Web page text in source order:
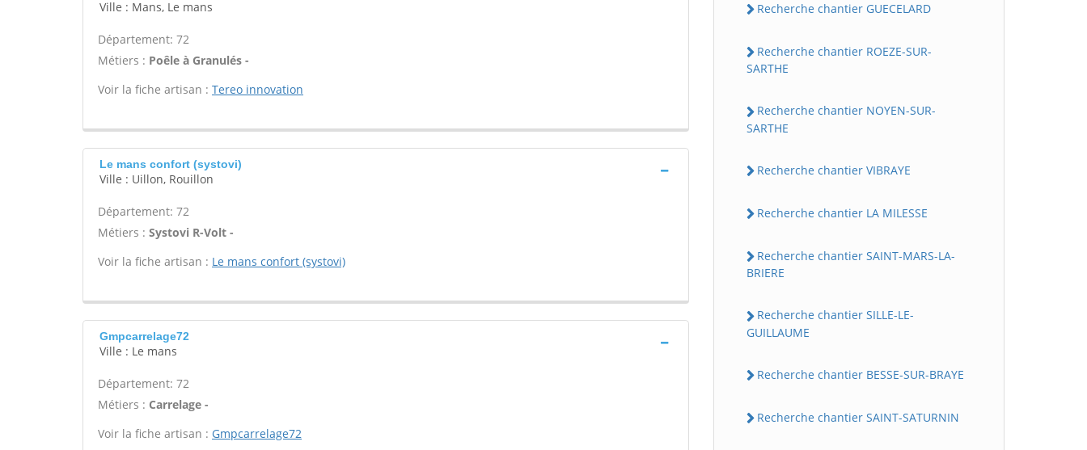
Ville : Mans, Le mans
Département: 72
Métiers : Poêle à Granulés -
Voir la fiche artisan : Tereo innovation
Le mans confort (systovi)
Ville : Uillon, Rouillon
Département: 72
Métiers : Systovi R-Volt -
Voir la fiche artisan : Le mans confort (systovi)
Gmpcarrelage72
Ville : Le mans
Département: 72
Métiers : Carrelage -
Voir la fiche artisan : Gmpcarrelage72
Recherche chantier GUECELARD
Recherche chantier ROEZE-SUR-
SARTHE
Recherche chantier NOYEN-SUR-
SARTHE
Recherche chantier VIBRAYE
Recherche chantier LA MILESSE
Recherche chantier SAINT-MARS-LA-
BRIERE
Recherche chantier SILLE-LE-
GUILLAUME
Recherche chantier BESSE-SUR-BRAYE
Recherche chantier SAINT-SATURNIN